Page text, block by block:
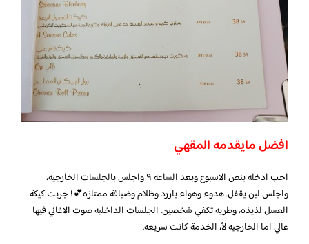
افضل مايقدمه المقهي
احب ادخله بنص الاسبوع وبعد الساعه ٩ واجلس بالجلسات الخارجيه،
واجلس لين يقفل. هدوء وهواء باررد وظلام وضيافة ممتازه💕! جربت كيكة
العسل لذيذه، وطريه تكفي شخصين. الجلسات الداخليه صوت الاغاني فيها
عالي اما الخارجيه لأ، الخدمة كانت سريعه.